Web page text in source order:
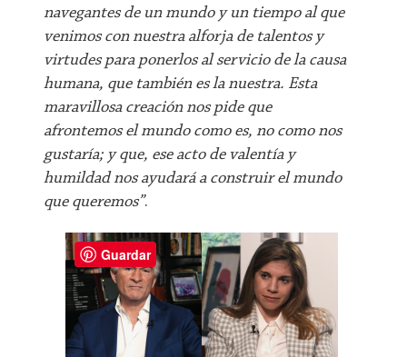
navegantes de un mundo y un tiempo al que
venimos con nuestra alforja de talentos y
virtudes para ponerlos al servicio de la causa
humana, que también es la nuestra. Esta
maravillosa creación nos pide que
afrontemos el mundo como es, no como nos
gustaría; y que, ese acto de valentía y
humildad nos ayudará a construir el mundo
que queremos”.
Guardar